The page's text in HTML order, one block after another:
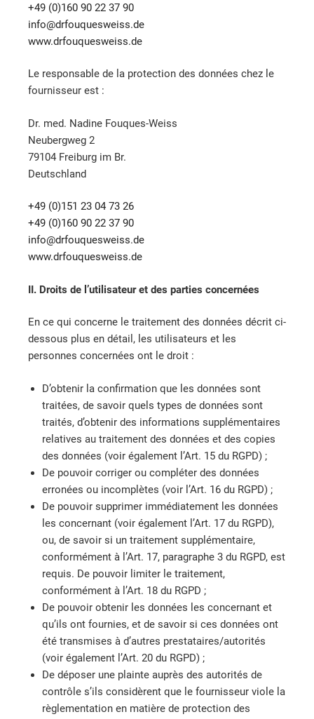
+49 (0)160 90 22 37 90
ed.ssiewseuquofrd@ofni
www.drfouquesweiss.de
Le responsable de la protection des données chez le
fournisseur est :
Dr. med. Nadine Fouques-Weiss
Neubergweg 2
79104 Freiburg im Br.
Deutschland
+49 (0)151 23 04 73 26
+49 (0)160 90 22 37 90
ed.ssiewseuquofrd@ofni
www.drfouquesweiss.de
II. Droits de l’utilisateur et des parties concernées
En ce qui concerne le traitement des données décrit ci-
dessous plus en détail, les utilisateurs et les
personnes concernées ont le droit :
D’obtenir la confirmation que les données sont
traitées, de savoir quels types de données sont
traités, d’obtenir des informations supplémentaires
relatives au traitement des données et des copies
des données (voir également l’Art. 15 du RGPD) ;
De pouvoir corriger ou compléter des données
erronées ou incomplètes (voir l’Art. 16 du RGPD) ;
De pouvoir supprimer immédiatement les données
les concernant (voir également l’Art. 17 du RGPD),
ou, de savoir si un traitement supplémentaire,
conformément à l’Art. 17, paragraphe 3 du RGPD, est
requis. De pouvoir limiter le traitement,
conformément à l’Art. 18 du RGPD ;
De pouvoir obtenir les données les concernant et
qu’ils ont fournies, et de savoir si ces données ont
été transmises à d’autres prestataires/autorités
(voir également l’Art. 20 du RGPD) ;
De déposer une plainte auprès des autorités de
contrôle s’ils considèrent que le fournisseur viole la
règlementation en matière de protection des